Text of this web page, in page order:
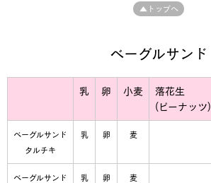
▲トップへ
ベーグルサンド
乳 卵 小麦
落花生
(ピーナッツ)
ベーグルサンド
タルチキ
乳 卵 麦
ベーグルサンド
乳 卵 麦